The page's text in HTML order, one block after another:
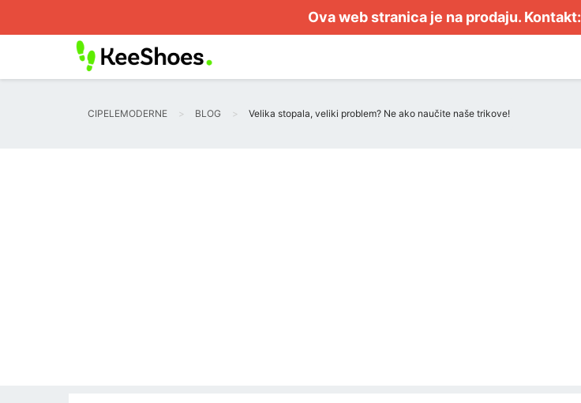
Ova web stranica je na prodaju. Kontakt:
CIPELEMODERNE BLOG Velika stopala, veliki problem? Ne ako naučite naše trikove!